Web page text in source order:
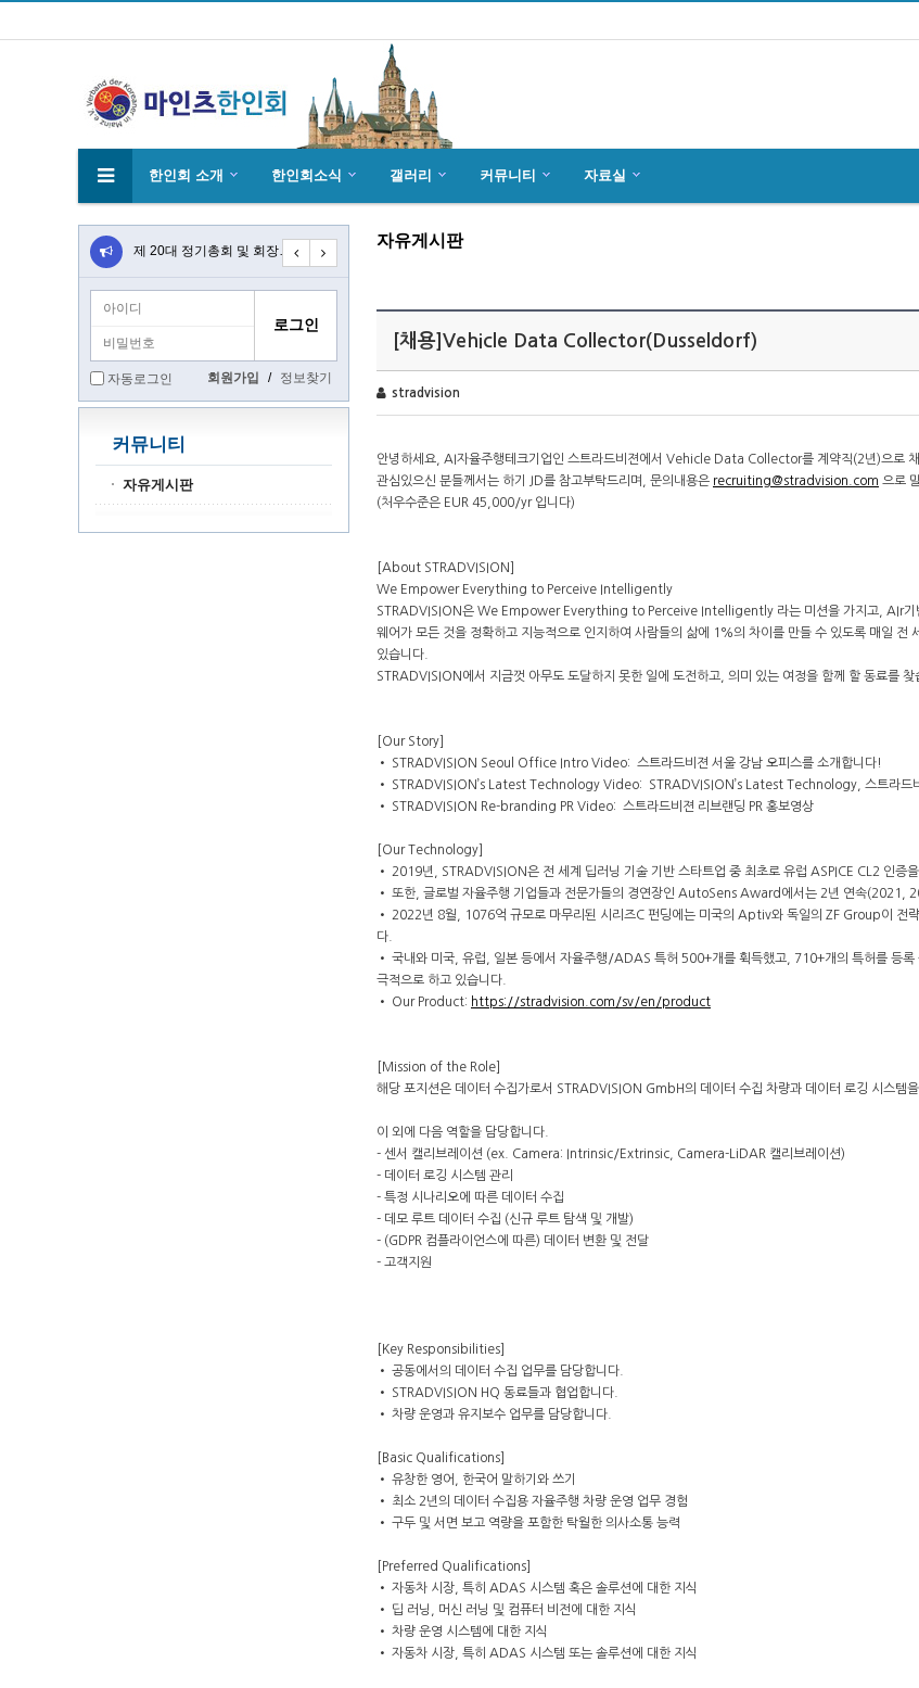
한인회 소개 한인회소식 갤러리 커뮤니티 자료실
자유게시판
[채용]Vehicle Data Collector(Dusseldorf)
stradvision
안녕하세요, AI자율주행테크기업인 스트라드비젼에서 Vehicle Data Collector를 계약직(2년)으로 채
관심있으신 분들께서는 하기 JD를 참고부탁드리며, 문의내용은 recruiting@stradvision.com 으로
(처우수준은 EUR 45,000/yr 입니다)
[About STRADVISION]
We Empower Everything to Perceive Intelligently
STRADVISION은 We Empower Everything to Perceive Intelligently 라는 미션을 가지고, AIr기
웨어가 모든 것을 정확하고 지능적으로 인지하여 사람들의 삶에 1%의 차이를 만들 수 있도록 매일
있습니다.
STRADVISION에서 지금껏 아무도 도달하지 못한 일에 도전하고, 의미 있는 여정을 함께 할 동료를 찾
[Our Story]
• STRADVISION Seoul Office Intro Video: 스트라드비젼 서울 강남 오피스를 소개합니다!
• STRADVISION’s Latest Technology Video: STRADVISION’s Latest Technology, 스트라드
• STRADVISION Re-branding PR Video: 스트라드비젼 리브랜딩 PR 홍보영상
[Our Technology]
• 2019년, STRADVISION은 전 세계 딥러닝 기술 기반 스타트업 중 최초로 유럽 ASPICE CL2 인증
• 또한, 글로벌 자율주행 기업들과 전문가들의 경연장인 AutoSens Award에서는 2년 연속(2021,
• 2022년 8월, 1076억 규모로 마무리된 시리즈C 펀딩에는 미국의 Aptiv와 독일의 ZF Group이 전
다.
• 국내와 미국, 유럽, 일본 등에서 자율주행/ADAS 특허 500+개를 휙득했고, 710+개의 특허를 등
극적으로 하고 있습니다.
• Our Product: https://stradvision.com/sv/en/product
[Mission of the Role]
해당 포지션은 데이터 수집가로서 STRADVISION GmbH의 데이터 수집 차량과 데이터 로깅 시스템
이 외에 다음 역할을 담당합니다.
- 센서 캘리브레이션 (ex. Camera: Intrinsic/Extrinsic, Camera-LiDAR 캘리브레이션)
- 데이터 로깅 시스템 관리
- 특정 시나리오에 따른 데이터 수집
- 데모 루트 데이터 수집 (신규 루트 탐색 및 개발)
- (GDPR 컴플라이언스에 따른) 데이터 변환 및 전달
- 고객지원
[Key Responsibilities]
• 공동에서의 데이터 수집 업무를 담당합니다.
• STRADVISION HQ 동료들과 협업합니다.
• 차량 운영과 유지보수 업무를 담당합니다.
[Basic Qualifications]
• 유창한 영어, 한국어 말하기와 쓰기
• 최소 2년의 데이터 수집용 자율주행 차량 운영 업무 경험
• 구두 및 서면 보고 역량을 포함한 탁월한 의사소통 능력
[Preferred Qualifications]
• 자동차 시장, 특히 ADAS 시스템 혹은 솔루션에 대한 지식
• 딥 러닝, 머신 러닝 및 컴퓨터 비전에 대한 지식
• 차량 운영 시스템에 대한 지식
• 자동차 시장, 특히 ADAS 시스템 또는 솔루션에 대한 지식
4월27일 마인츠 한인 여성합창단10회 연주… 제 20대 정기총회 및 회장 선출 공문 초대합니다 마인츠 한인회 문화 행사 2020…
자동로그인 회원가입 / 정보찾기
커뮤니티
자유게시판